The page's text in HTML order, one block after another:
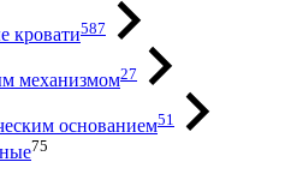
кровати587
механизмом27
основанием51
75